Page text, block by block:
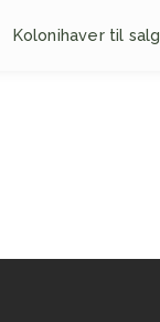
Kolonihaver til salg